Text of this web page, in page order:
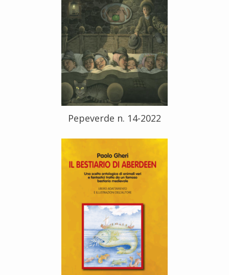
Pepeverde n. 14-2022